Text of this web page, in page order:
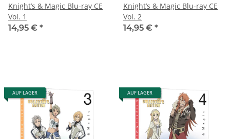
Knight’s & Magic Blu-ray CE
Vol. 1
14,95 € *
Knight’s & Magic Blu-ray CE
Vol. 2
14,95 € *
AUF LAGER AUF LAGER